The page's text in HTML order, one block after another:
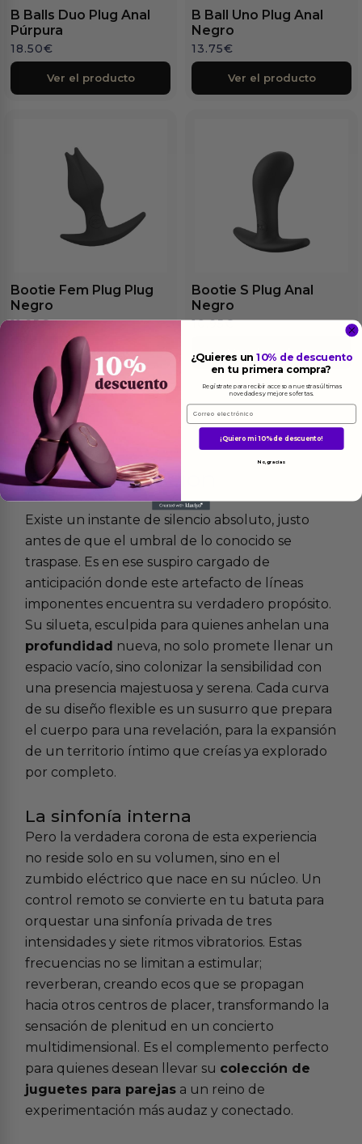
B Balls Duo Plug Anal
Púrpura
18.50€
Ver el producto
B Ball Uno Plug Anal
Negro
13.75€
Ver el producto
Bootie Fem Plug Plug
Negro
11.95€
Ver el producto
Bootie S Plug Anal
Negro
10.95€
Ver el producto
Másinformacion
Existe un instante de silencio absoluto, justo
antes de que el umbral de lo conocido se
traspase. Es en ese suspiro cargado de
anticipación donde este artefacto de líneas
imponentes encuentra su verdadero propósito.
Su silueta, esculpida para quienes anhelan una
profundidad nueva, no solo promete llenar un
espacio vacío, sino colonizar la sensibilidad con
una presencia majestuosa y serena. Cada curva
de su diseño flexible es un susurro que prepara
el cuerpo para una revelación, para la expansión
de un territorio íntimo que creías ya explorado
por completo.
La sinfonía interna
Pero la verdadera corona de esta experiencia
no reside solo en su volumen, sino en el
zumbido eléctrico que nace en su núcleo. Un
control remoto se convierte en tu batuta para
orquestar una sinfonía privada de tres
intensidades y siete ritmos vibratorios. Estas
frecuencias no se limitan a estimular;
reverberan, creando ecos que se propagan
hacia otros centros de placer, transformando la
sensación de plenitud en un concierto
multidimensional. Es el complemento perfecto
para quienes desean llevar su colección de
juguetes para parejas a un reino de
experimentación más audaz y conectado.
¿Quieres un10% de descuento
en tu primera compra?
Regístrate para recibir acceso a nuestras últimas
novedades y mejores ofertas.
Email
¡Quiero mi 10% de descuento!
No, gracias